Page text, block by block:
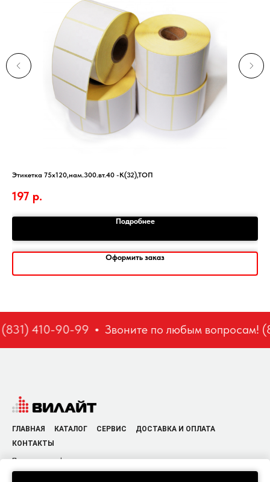
Этикетка 75х120,нам.300.вт.40 -К(32),ТОП
197 р.
Подробнее
Оформить заказ
410-90-99 Звоните по любым вопросам!
ГЛАВНАЯ КАТАЛОГ СЕРВИС
ДОСТАВКА И ОПЛАТА
КОНТАКТЫ
Политика конфиденциальности